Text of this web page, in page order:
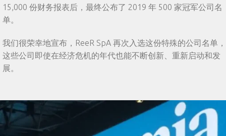
15,000 份财务报表后，最终公布了 2019 年 500 家冠军公司名
单。
我们很荣幸地宣布，ReeR SpA 再次入选这份特殊的公司名单，
这些公司即使在经济危机的年代也能不断创新、重新启动和发
展。